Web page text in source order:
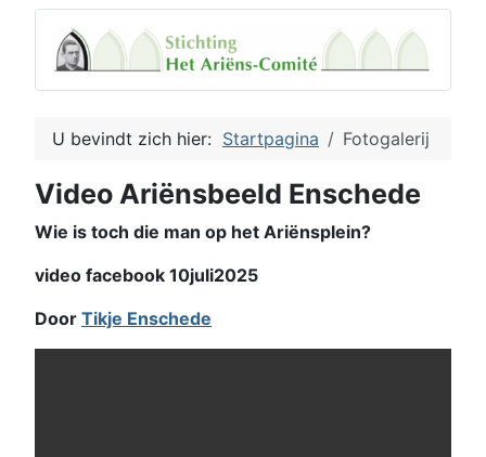
U bevindt zich hier: Startpagina Fotogalerij
Video Ariënsbeeld Enschede
Wie is toch die man op het Ariënsplein?
video facebook 10juli2025
Door Tikje Enschede